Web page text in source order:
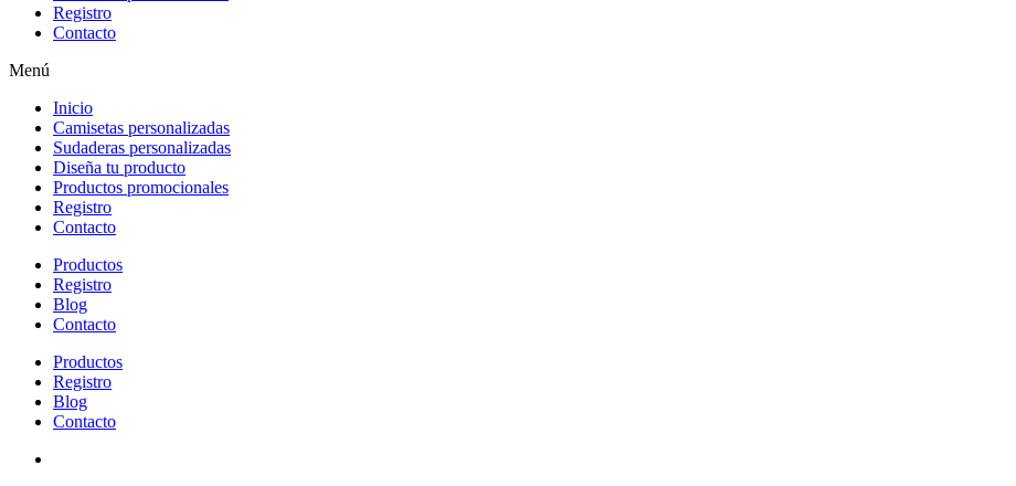
Registro
Contacto
Menú
Inicio
Camisetas personalizadas
Sudaderas personalizadas
Diseña tu producto
Productos promocionales
Registro
Contacto
Productos
Registro
Blog
Contacto
Productos
Registro
Blog
Contacto